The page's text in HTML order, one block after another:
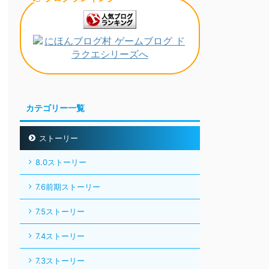
カテゴリー一覧
ストーリー
8.0ストーリー
7.6前期ストーリー
7.5ストーリー
7.4ストーリー
7.3ストーリー